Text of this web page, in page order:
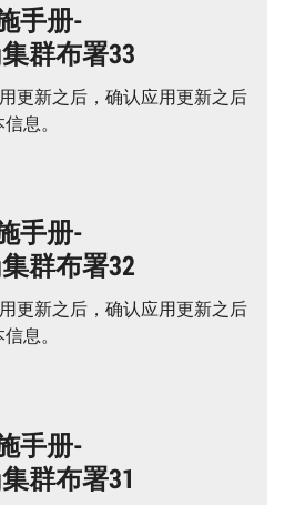
手册-
集群布署33
新之后，确认应用更新之后
息。
手册-
集群布署32
新之后，确认应用更新之后
息。
手册-
群布署31